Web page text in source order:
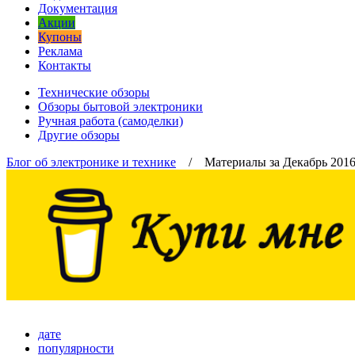
Документация
Акции
Купоны
Реклама
Контакты
Технические обзоры
Обзоры бытовой электроники
Ручная работа (самоделки)
Другие обзоры
Блог об электронике и технике / Материалы за Декабрь 2016
дате
популярности